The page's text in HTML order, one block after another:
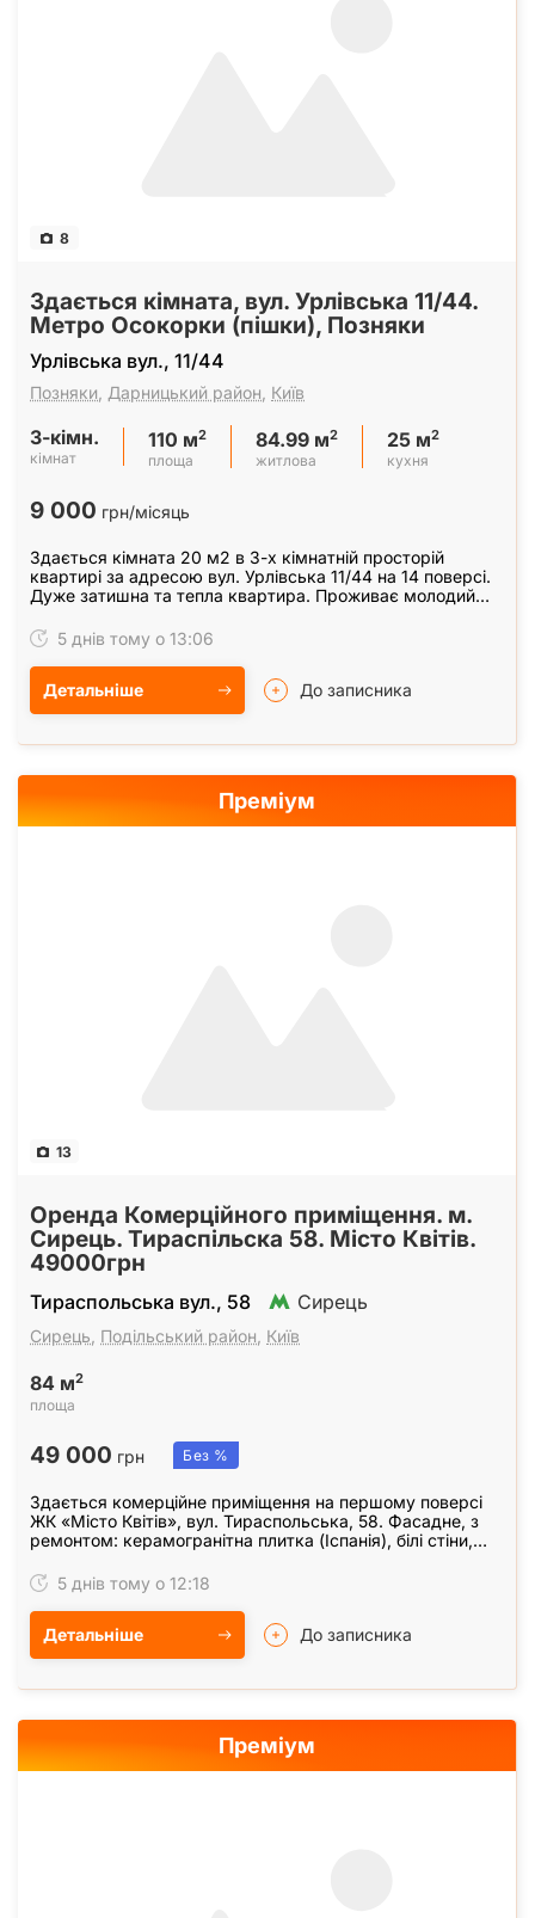
8
Здається кімната, вул. Урлівська 11/44.
Метро Осокорки (пішки), Позняки
Урлівська вул., 11/44
Позняки Дарницький район Київ
3-кімн.
кімнат
110 м2
площа
84.99 м2
житлова
25 м2
кухня
9 000 грн/місяць
Здається кімната 20 м2 в 3-х кімнатній просторій
квартирі за адресою вул. Урлівська 11/44 на 14 поверсі.
Дуже затишна та тепла квартира. Проживає молодий
5 днів тому о 13:06
Детальніше До записника
13
Оренда Комерційного приміщення. м.
Сирець. Тираспільска 58. Місто Квітів.
49000грн
Тираспольська вул., 58 Сирець
Сирець Подільський район Київ
84 м2
площа
49 000 грн Без %
Здається комерційне приміщення на першому поверсі
ЖК «Місто Квітів», вул. Тираспольська, 58. Фасадне, з
ремонтом: керамогранітна плитка (Іспанія), білі стіни,
5 днів тому о 12:18
Детальніше До записника
Преміум
Преміум